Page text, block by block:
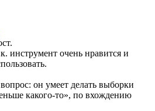
инструмент очень нравится и
он умеет делать выборки
какого-то», по вхождению